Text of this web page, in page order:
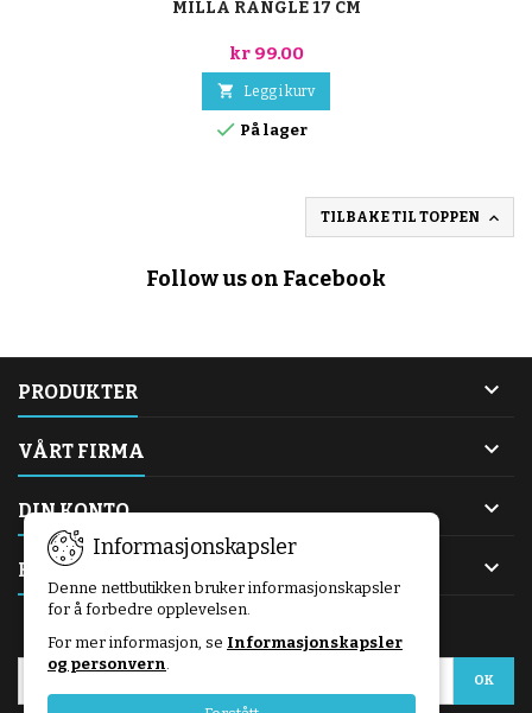
MILLA RANGLE 17 CM
kr 99.00
 Legg i kurv
 På lager
TILBAKE TIL TOPPEN 
Follow us on Facebook
PRODUKTER 
VÅRT FIRMA 
DIN KONTO 
KONTAKT 
Informasjonskapsler
Denne nettbutikken bruker informasjonskapsler
for å forbedre opplevelsen.
For mer informasjon, se Informasjonskapsler
og personvern.
NYHETSBREV